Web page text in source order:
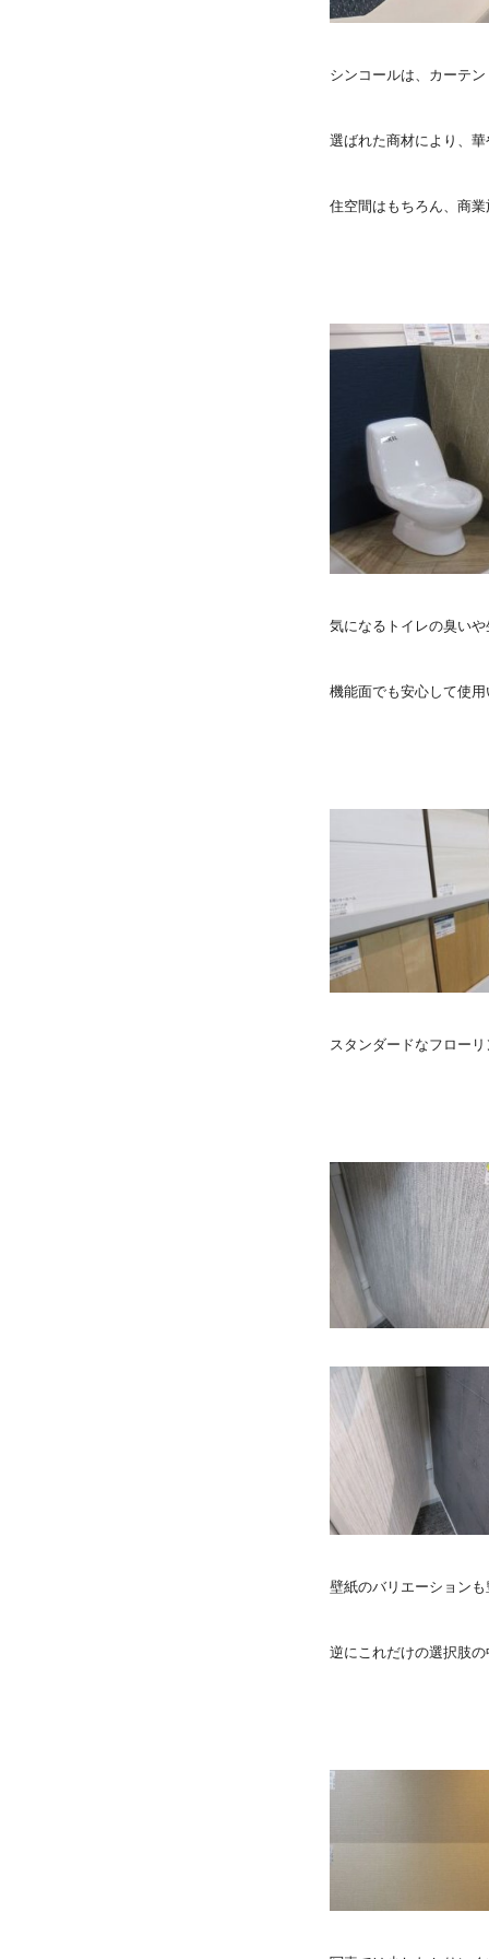
シンコールは、カーテ
選ばれた商材により、
住空間はもちろん、商
気になるトイレの臭い
機能面でも安心して使
スタンダードなフロー
壁紙のバリエーション
逆にこれだけの選択肢